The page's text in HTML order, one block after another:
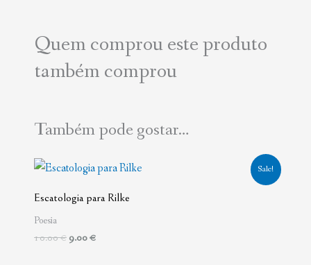
Quem comprou este produto
também comprou
Também pode gostar…
Sale!
Escatologia para Rilke
Poesia
10.00€
O
preço
era:
9.00€
O
preço
atual
é: